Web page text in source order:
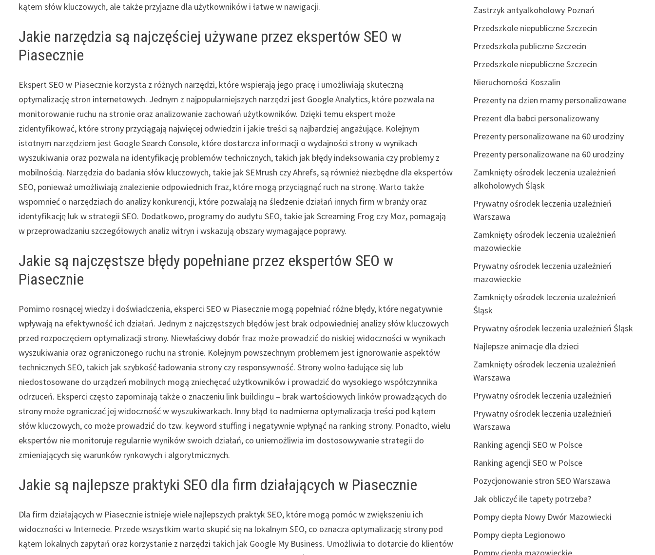
kątem słów kluczowych, ale także przyjazne dla użytkowników i łatwe w nawigacji.
Jakie narzędzia są najczęściej używane przez ekspertów SEO w
Piasecznie
Ekspert SEO w Piasecznie korzysta z różnych narzędzi, które wspierają jego pracę i umożliwiają skuteczną
optymalizację stron internetowych. Jednym z najpopularniejszych narzędzi jest Google Analytics, które pozwala na
monitorowanie ruchu na stronie oraz analizowanie zachowań użytkowników. Dzięki temu ekspert może
zidentyfikować, które strony przyciągają najwięcej odwiedzin i jakie treści są najbardziej angażujące. Kolejnym
istotnym narzędziem jest Google Search Console, które dostarcza informacji o wydajności strony w wynikach
wyszukiwania oraz pozwala na identyfikację problemów technicznych, takich jak błędy indeksowania czy problemy z
mobilnością. Narzędzia do badania słów kluczowych, takie jak SEMrush czy Ahrefs, są również niezbędne dla ekspertów
SEO, ponieważ umożliwiają znalezienie odpowiednich fraz, które mogą przyciągnąć ruch na stronę. Warto także
wspomnieć o narzędziach do analizy konkurencji, które pozwalają na śledzenie działań innych firm w branży oraz
identyfikację luk w strategii SEO. Dodatkowo, programy do audytu SEO, takie jak Screaming Frog czy Moz, pomagają
w przeprowadzaniu szczegółowych analiz witryn i wskazują obszary wymagające poprawy.
Jakie są najczęstsze błędy popełniane przez ekspertów SEO w
Piasecznie
Pomimo rosnącej wiedzy i doświadczenia, eksperci SEO w Piasecznie mogą popełniać różne błędy, które negatywnie
wpływają na efektywność ich działań. Jednym z najczęstszych błędów jest brak odpowiedniej analizy słów kluczowych
przed rozpoczęciem optymalizacji strony. Niewłaściwy dobór fraz może prowadzić do niskiej widoczności w wynikach
wyszukiwania oraz ograniczonego ruchu na stronie. Kolejnym powszechnym problemem jest ignorowanie aspektów
technicznych SEO, takich jak szybkość ładowania strony czy responsywność. Strony wolno ładujące się lub
niedostosowane do urządzeń mobilnych mogą zniechęcać użytkowników i prowadzić do wysokiego współczynnika
odrzuceń. Eksperci często zapominają także o znaczeniu link buildingu – brak wartościowych linków prowadzących do
strony może ograniczać jej widoczność w wyszukiwarkach. Inny błąd to nadmierna optymalizacja treści pod kątem
słów kluczowych, co może prowadzić do tzw. keyword stuffing i negatywnie wpłynąć na ranking strony. Ponadto, wielu
ekspertów nie monitoruje regularnie wyników swoich działań, co uniemożliwia im dostosowywanie strategii do
zmieniających się warunków rynkowych i algorytmicznych.
Jakie są najlepsze praktyki SEO dla firm działających w Piasecznie
Dla firm działających w Piasecznie istnieje wiele najlepszych praktyk SEO, które mogą pomóc w zwiększeniu ich
widoczności w Internecie. Przede wszystkim warto skupić się na lokalnym SEO, co oznacza optymalizację strony pod
kątem lokalnych zapytań oraz korzystanie z narzędzi takich jak Google My Business. Umożliwia to dotarcie do klientów
Zastrzyk antyalkoholowy Poznań
Przedszkole niepubliczne Szczecin
Przedszkola publiczne Szczecin
Przedszkole niepubliczne Szczecin
Nieruchomości Koszalin
Prezenty na dzien mamy personalizowane
Prezent dla babci personalizowany
Prezenty personalizowane na 60 urodziny
Prezenty personalizowane na 60 urodziny
Zamknięty ośrodek leczenia uzależnień
alkoholowych Śląsk
Prywatny ośrodek leczenia uzależnień
Warszawa
Zamknięty ośrodek leczenia uzależnień
mazowieckie
Prywatny ośrodek leczenia uzależnień
mazowieckie
Zamknięty ośrodek leczenia uzależnień
Śląsk
Prywatny ośrodek leczenia uzależnień Śląsk
Najlepsze animacje dla dzieci
Zamknięty ośrodek leczenia uzależnień
Warszawa
Prywatny ośrodek leczenia uzależnień
Prywatny ośrodek leczenia uzależnień
Warszawa
Ranking agencji SEO w Polsce
Ranking agencji SEO w Polsce
Pozycjonowanie stron SEO Warszawa
Jak obliczyć ile tapety potrzeba?
Pompy ciepła Nowy Dwór Mazowiecki
Pompy ciepła Legionowo